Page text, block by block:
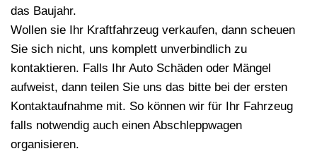
das Baujahr.
Wollen sie Ihr Kraftfahrzeug verkaufen, dann scheuen
Sie sich nicht, uns komplett unverbindlich zu
kontaktieren. Falls Ihr Auto Schäden oder Mängel
aufweist, dann teilen Sie uns das bitte bei der ersten
Kontaktaufnahme mit. So können wir für Ihr Fahrzeug
falls notwendig auch einen Abschleppwagen
organisieren.